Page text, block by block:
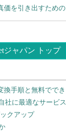
価を引き出すため
ジャパン トップ
換手順と無料でで
社に最適なサービ
クアップ